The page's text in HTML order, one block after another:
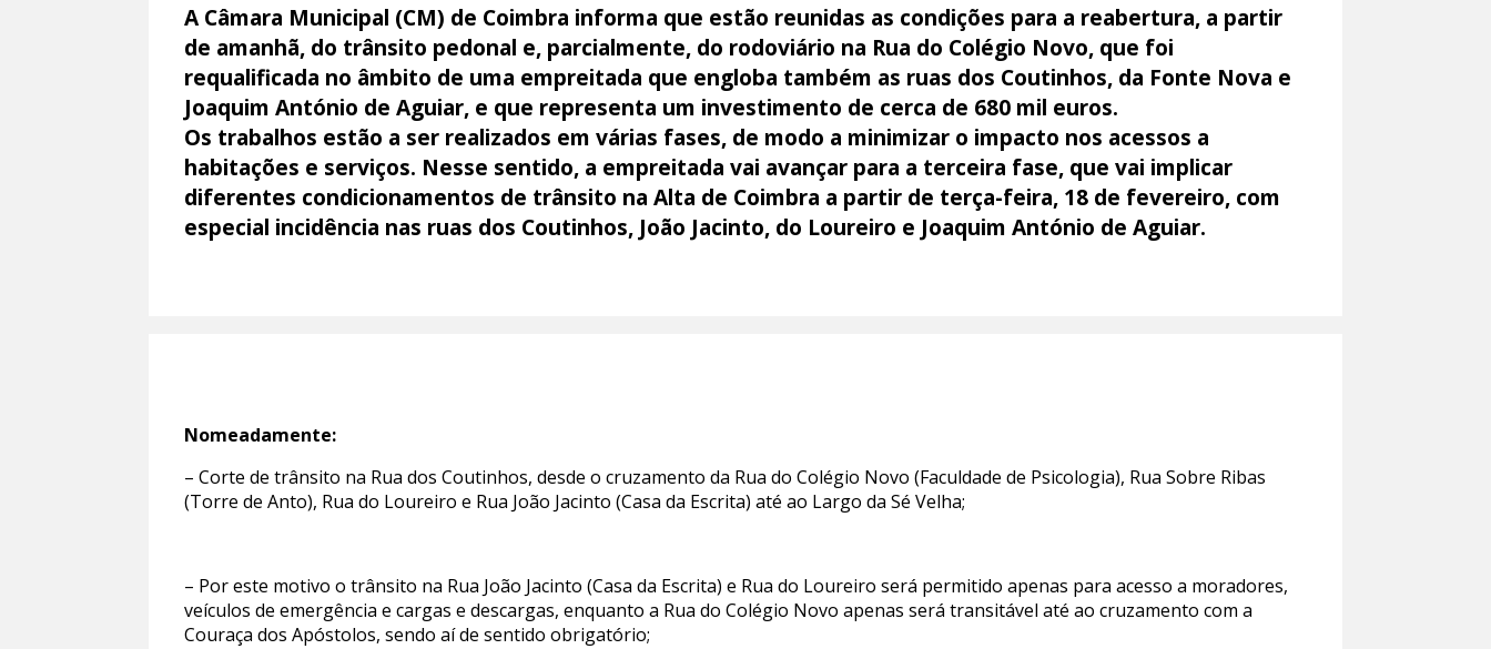
A Câmara Municipal (CM) de Coimbra informa que estão reunidas as condições para a reabertura, a partir
de amanhã, do trânsito pedonal e, parcialmente, do rodoviário na Rua do Colégio Novo, que foi
requalificada no âmbito de uma empreitada que engloba também as ruas dos Coutinhos, da Fonte Nova e
Joaquim António de Aguiar, e que representa um investimento de cerca de 680 mil euros.
Os trabalhos estão a ser realizados em várias fases, de modo a minimizar o impacto nos acessos a
habitações e serviços. Nesse sentido, a empreitada vai avançar para a terceira fase, que vai implicar
diferentes condicionamentos de trânsito na Alta de Coimbra a partir de terça-feira, 18 de fevereiro, com
especial incidência nas ruas dos Coutinhos, João Jacinto, do Loureiro e Joaquim António de Aguiar.
Nomeadamente:
– Corte de trânsito na Rua dos Coutinhos, desde o cruzamento da Rua do Colégio Novo (Faculdade de Psicologia), Rua Sobre Ribas
(Torre de Anto), Rua do Loureiro e Rua João Jacinto (Casa da Escrita) até ao Largo da Sé Velha;
– Por este motivo o trânsito na Rua João Jacinto (Casa da Escrita) e Rua do Loureiro será permitido apenas para acesso a moradores,
veículos de emergência e cargas e descargas, enquanto a Rua do Colégio Novo apenas será transitável até ao cruzamento com a
Couraça dos Apóstolos, sendo aí de sentido obrigatório;